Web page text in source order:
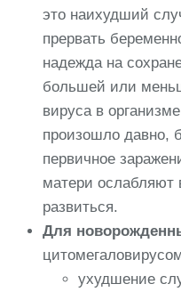
это наихудший
прервать
надежда на
большей или
вируса в
произошло давно,
первичное
матери ослабляют
развиться.
Для
ухудшение